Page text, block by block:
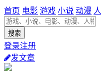
首页 电影 游戏 小说 动漫
登录注册
发文章